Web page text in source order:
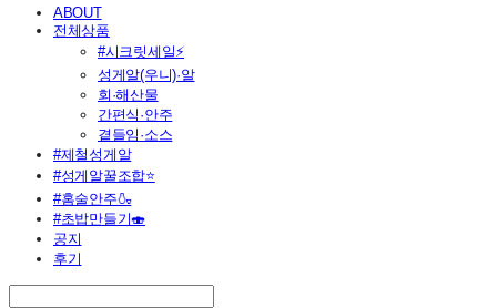
ABOUT
전체상품
#시크릿세일⚡
성게알(우니)·알
회·해산물
간편식·안주
곁들임·소스
#제철성게알
#성게알꿀조합⭐
#홈술안주🍶
#초밥만들기🍣
공지
후기